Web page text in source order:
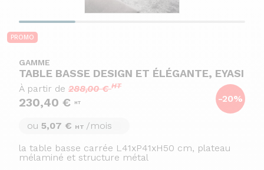
PROMO
GAMME
TABLE BASSE DESIGN ET ÉLÉGANTE, EYASI
-20%
À partir de 288,00 €HT
230,40 € HT
ou 5,07 € HT /mois
la table basse carrée L41xP41xH50 cm, plateau
mélaminé et structure métal